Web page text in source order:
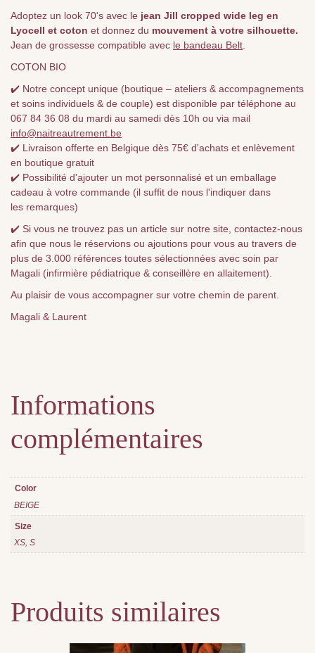
Adoptez un look 70's avec le jean Jill cropped wide leg en
Lyocell et coton et donnez du mouvement à votre silhouette.
Jean de grossesse compatible avec le bandeau Belt
COTON BIO
✔️ Notre concept unique (boutique – ateliers & accompagnements
et soins individuels & de couple) est disponible par téléphone au
067 84 36 08 du mardi au samedi dès 10h ou via mail
info@naitreautrement.be
✔️ Livraison offerte en Belgique dès 75€ d'achats et enlèvement
en boutique gratuit
✔️ Possibilité d'ajouter un mot personnalisé et un emballage
cadeau à votre commande (il suffit de nous l'indiquer dans
les remarques)
✔️ Si vous ne trouvez pas un article sur notre site, contactez-nous
afin que nous le réservions ou ajoutions pour vous au travers de
plus de 3.000 références toutes sélectionnées avec soin par
Magali (infirmière pédiatrique & conseillère en allaitement).
Au plaisir de vous accompagner sur votre chemin de parent.
Magali & Laurent
Informations
complémentaires
Color
BEIGE
Size
XS, S
Produits similaires